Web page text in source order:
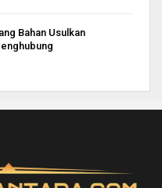
Bahan Usulkan